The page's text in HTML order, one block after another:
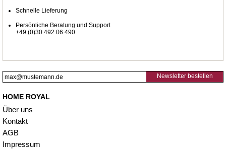
Schnelle Lieferung
Persönliche Beratung und Support
+49 (0)30 492 06 490
Newsletter bestellen
HOME ROYAL
Über uns
Kontakt
AGB
Impressum